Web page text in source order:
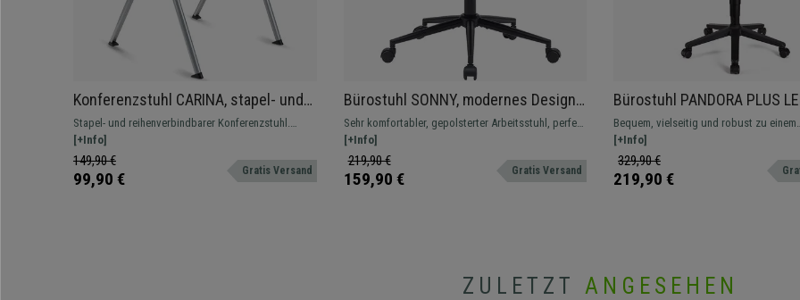
Konferenzstuhl CARINA, stapel- und
reihenverbindbar, graues
Stahlgestell, Farbe Beige
Stapel- und reihenverbindbarer Konferenzstuhl.
Attraktives modernes Design, erhältlich auch
gepolstert, mit Schreibbrett und Armlehnen
[+Info]
149,90 €
99,90 € Gratis Versand
Bürostuhl SONNY, modernes Design,
gepolstert, Samt, Farbe Grün
Sehr komfortabler, gepolsterter Arbeitsstuhl, perfekt
für Büro und Zuhause.
[+Info]
219,90 €
159,90 € Gratis Versand
Bürostuhl PANDORA PLUS
verstellbaren Armlehnen,
Rückenlehne mit Netzbezug,
Polsterung, Farbe Orange
Bequem, vielseitig und robust zu einem
unschlagbaren Preis. Dieses Modell ist in
Farben erhältlich.
[+Info]
329,90 €
219,90 €
ZULETZT ANGESEHEN